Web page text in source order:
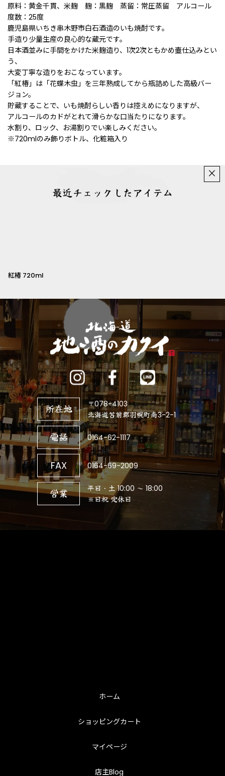
原料：黄金千貫、米麹 麹：黒麹 蒸留：常圧蒸留 アルコール
度数：25度
鹿児島県いちき串木野市白石酒造のいも焼酎です。
手造り少量生産の良心的な蔵元です。
日本酒並みに手間をかけた米麹造り、1次2次ともかめ壷仕込みとい
う、
大変丁寧な造りをおこなっています。
「紅椿」は「花蝶木虫」を三年熟成してから瓶詰めした高級バー
ジョン。
貯蔵することで、いも焼酎らしい香りは控えめになりますが、
アルコールのカドがとれて滑らかな口当たりになります。
水割り、ロック、お湯割りでい楽しみください。
※720mlのみ飾りボトル、化粧箱入り
最近チェックしたアイテム
×
紅椿 720ml
所在地
〒078-4103
北海道苫前郡羽幌町南3-2-1
電話 0164-62-1117
FAX 0164-69-2009
営業
平日・土 10:00 ～ 18:00
※日祝 定休日
ホーム
ショッピングカート
マイページ
店主Blog